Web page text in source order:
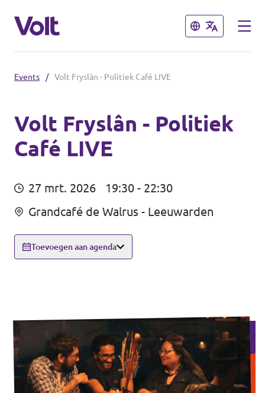
Sluiten
Kies een taal
Nederlands
Afdelingen dichtbij
Volt Groningen
Volt Drenthe
Sluiten
Standpunten
Mensen
Nieuws
Word actief!
Vacatures
Events / Volt Fryslân - Politiek Café LIVE
Volt Fryslân - Politiek
Café LIVE
27 mrt. 2026
19:30 - 22:30
Grandcafé de Walrus - Leeuwarden
Toevoegen aan agenda